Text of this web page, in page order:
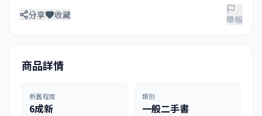
分享 收藏 舉報
商品詳情
新舊程度
6成新
類別
一般二手書